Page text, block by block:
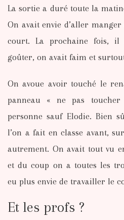
La sortie a duré toute la
On avait envie d’aller
court. La prochaine fois, il
goûter, on avait faim et
On avoue avoir touché le
panneau « ne pas
personne sauf Elodie. Bien
l’on a fait en classe avant,
autrement. On avait tout vu
et du coup on a toutes les
eu plus envie de travailler le
Et les profs ?